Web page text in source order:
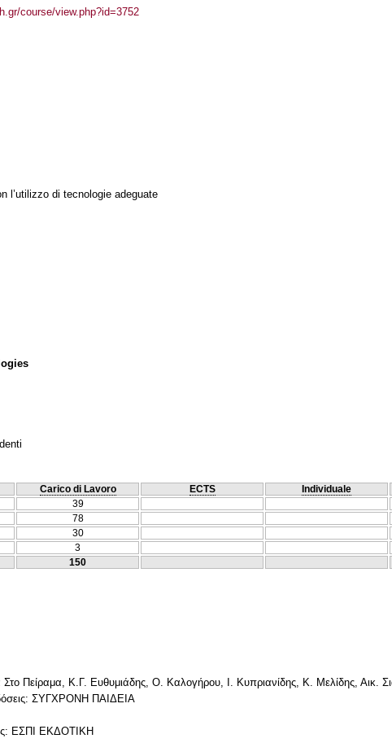
course/view.php?id=3752
l’utilizzo di tecnologie adeguate
Carico di Lavoro ECTS Individuale
39
78
30
3
150
Πείραμα, Κ.Γ. Ευθυμιάδης, Ο. Καλογήρου, I. Κυπριανίδης, Κ. Μελίδης, Αικ.
ΣΥΓΧΡΟΝΗ ΠΑΙΔΕΙΑ
ΕΣΠΙ ΕΚΔΟΤΙΚΗ